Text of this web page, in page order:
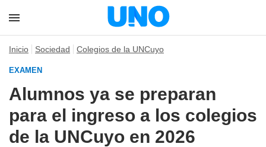
Inicio Sociedad Colegios de la UNCuyo
EXAMEN
Alumnos ya se preparan
para el ingreso a los colegios
de la UNCuyo en 2026